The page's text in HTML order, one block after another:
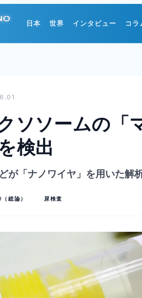
日本 世界 インタビュー コラ
ソソームの「
検出
が「ナノワイヤ」を用いた解
総論） 尿検査